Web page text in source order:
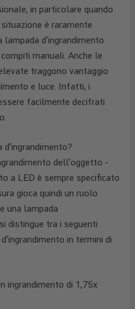
in particolare quando
è raramente
d'ingrandimento
manuali. Anche le
traggono vantaggio
e luce. Infatti, i
facilmente decifrati
d'ingrandimento?
dell'oggetto -
a LED è sempre specificato
gioca quindi un ruolo
una lampada
distingue tra i seguenti
in termini di
ingrandimento di 1,75x